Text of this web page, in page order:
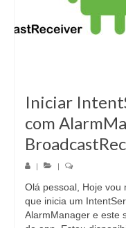
Iniciar
com
Olá pessoal, Hoje vou
que inicia um
AlarmManager e este